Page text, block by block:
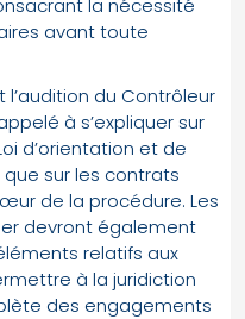
avant toute
du Contrôleur
à s’expliquer sur
d’orientation et de
sur les contrats
de la procédure. Les
devront également
relatifs aux
à la juridiction
des engagements